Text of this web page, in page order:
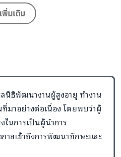
ฝ้าระวังความรุนแรงใน
พิ่มเติม
นิธิพัฒนางานผู้สูงอายุ ทำงาน
มาอย่างต่อเนื่อง โดยพบว่าผู้
นการเป็นผู้นำการ
าสเข้าถึงการพัฒนาทักษะและ